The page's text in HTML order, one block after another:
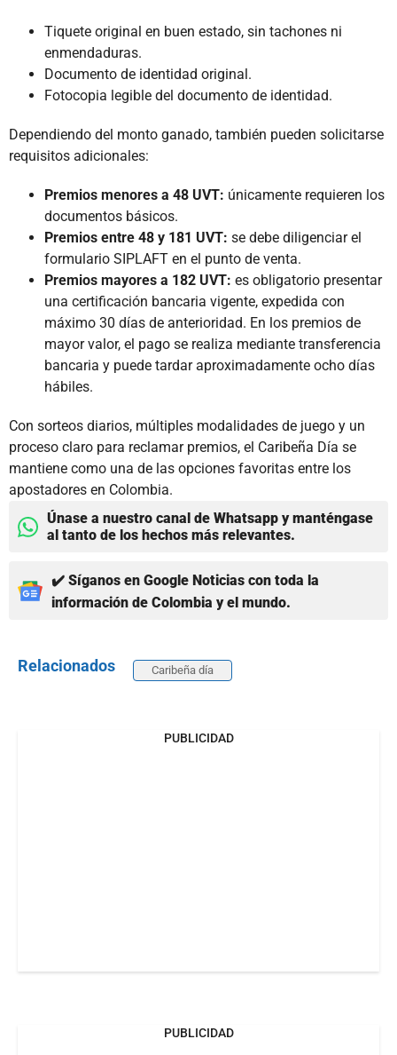
Tiquete original en buen estado, sin tachones ni
enmendaduras.
Documento de identidad original.
Fotocopia legible del documento de identidad.
Dependiendo del monto ganado, también pueden solicitarse
requisitos adicionales:
Premios menores a 48 UVT: únicamente requieren los
documentos básicos.
Premios entre 48 y 181 UVT: se debe diligenciar el
formulario SIPLAFT en el punto de venta.
Premios mayores a 182 UVT: es obligatorio presentar
una certificación bancaria vigente, expedida con
máximo 30 días de anterioridad. En los premios de
mayor valor, el pago se realiza mediante transferencia
bancaria y puede tardar aproximadamente ocho días
hábiles.
Con sorteos diarios, múltiples modalidades de juego y un
proceso claro para reclamar premios, el Caribeña Día se
mantiene como una de las opciones favoritas entre los
apostadores en Colombia.
Únase a nuestro canal de Whatsapp y manténgase
al tanto de los hechos más relevantes.
✔️ Síganos en Google Noticias con toda la
información de Colombia y el mundo.
Relacionados Caribeña día
PUBLICIDAD
PUBLICIDAD